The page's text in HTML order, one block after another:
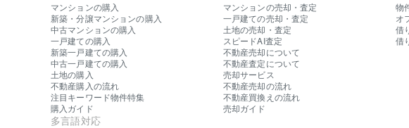
マンションの購入
新築・分譲マンションの購入
中古マンションの購入
一戸建ての購入
新築一戸建ての購入
中古一戸建ての購入
土地の購入
不動産購入の流れ
注目キーワード物件特集
購入ガイド
多言語対応
マンションの売却・査定
一戸建ての売却・査定
土地の売却・査定
スピードAI査定
不動産売却について
不動産査定について
売却サービス
不動産売却の流れ
不動産買換えの流れ
売却ガイド
物
オ
借
借